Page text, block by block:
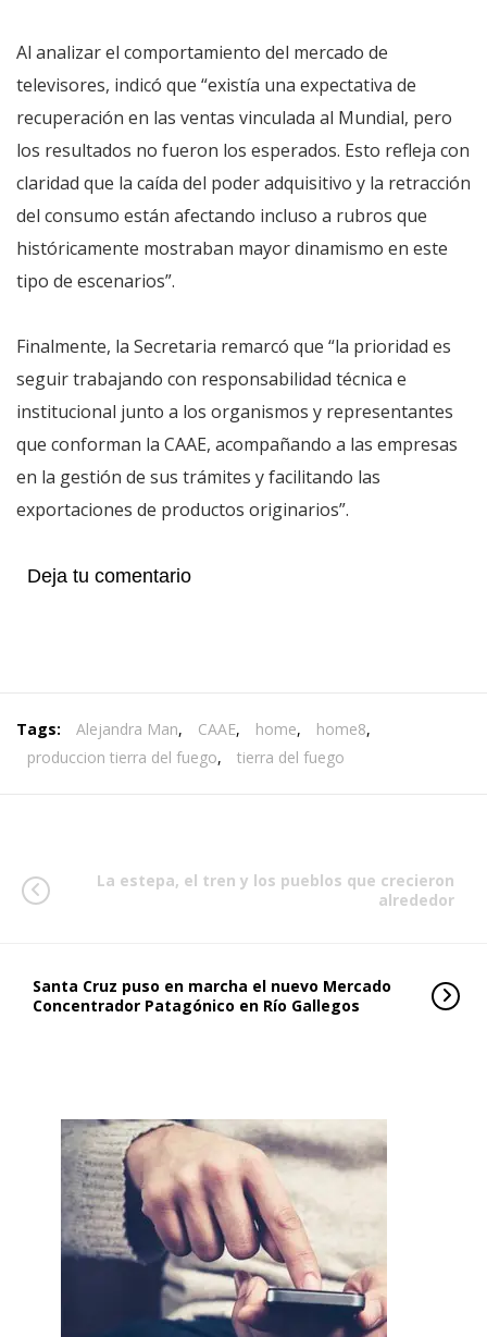
Al analizar el comportamiento del mercado de
televisores, indicó que “existía una expectativa de
recuperación en las ventas vinculada al Mundial, pero
los resultados no fueron los esperados. Esto refleja con
claridad que la caída del poder adquisitivo y la retracción
del consumo están afectando incluso a rubros que
históricamente mostraban mayor dinamismo en este
tipo de escenarios”.
Finalmente, la Secretaria remarcó que “la prioridad es
seguir trabajando con responsabilidad técnica e
institucional junto a los organismos y representantes
que conforman la CAAE, acompañando a las empresas
en la gestión de sus trámites y facilitando las
exportaciones de productos originarios”.
Deja tu comentario
Tags: Alejandra Man, CAAE, home, home8,
produccion tierra del fuego, tierra del fuego
La estepa, el tren y los pueblos que crecieron
alrededor
Santa Cruz puso en marcha el nuevo Mercado
Concentrador Patagónico en Río Gallegos